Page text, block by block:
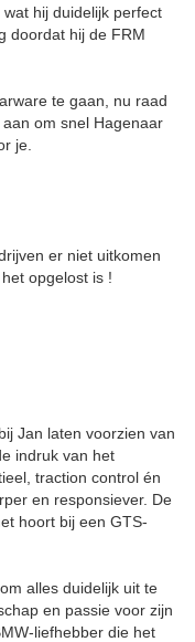
hij duidelijk perfect
doordat hij de FRM
te gaan, nu raad
om snel Hagenaar
je.
er niet uitkomen
opgelost is !
Jan laten voorzien van
indruk van het
traction control én
en responsiever. De
hoort bij een GTS-
alles duidelijk uit te
en passie voor zijn
liefhebber die het